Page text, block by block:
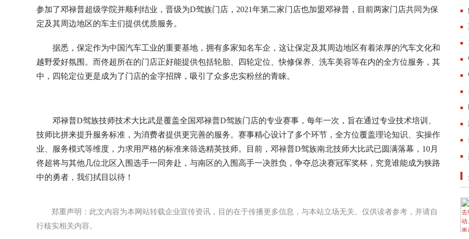
参加了邓禄普超级学院并顺利结业，晋级为D驾族门店，2021年第二家门店也加盟邓禄普，目前两家门店共同为保
定及其周边地区的车主们提供优质服务。
据悉，保定作为中国汽车工业的重要基地，拥有多家知名车企，这让保定及其周边地区有着浓厚的汽车文化和
越野爱好氛围。而佟超所在的门店正好能提供包括轮胎、四轮定位、快修保养、洗车美容等在内的全方位服务，其
中，四轮定位更是成为了门店的金字招牌，吸引了众多忠实粉丝的青睐。
邓禄普D驾族技师技术大比武是覆盖全国邓禄普D驾族门店的专业赛事，每年一次，旨在通过专业技术培训、
技师比拼来提升服务标准，为消费者提供更完善的服务。赛事精心设计了多个环节，全方位覆盖理论知识、实操作
业、服务模式等维度，力求用严格的标准来筛选精英技师。目前，邓禄普D驾族南北技师大比武已圆满落幕，10月
佟超将与其他几位北区入围选手一同奔赴，与南区的入围高手一决胜负，争夺总决赛冠军奖杯，究竟谁能成为狭路
中的勇者，我们拭目以待！
郑重声明：此文内容为本网站转载企业宣传资讯，目的在于传播更多信息，与本站立场无关。仅供读者参考，并请自
行核实相关内容。